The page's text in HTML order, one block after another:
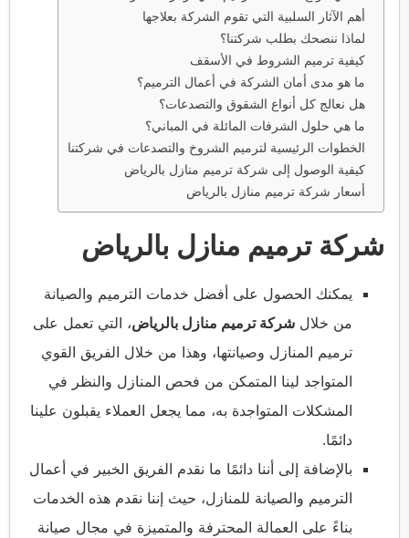
أهم الآثار السلبية التي تقوم الشركة بعلاجها
لماذا ننصحك بطلب شركتنا؟
كيفية ترميم الشروط في الأسقف
ما هو مدى أمان الشركة في أعمال الترميم؟
هل نعالج كل أنواع الشقوق والتصدعات؟
ما هي حلول الشرفات المائلة في المباني؟
الخطوات الرئيسية لترميم الشروخ والتصدعات في شركتنا
كيفية الوصول إلى شركة ترميم منازل بالرياض
أسعار شركة ترميم منازل بالرياض
شركة ترميم منازل بالرياض
يمكنك الحصول على أفضل خدمات الترميم والصيانة
من خلال شركة ترميم منازل بالرياض، التي تعمل على
ترميم المنازل وصيانتها، وهذا من خلال الفريق القوي
المتواجد لينا المتمكن من فحص المنازل والنظر في
المشكلات المتواجدة به، مما يجعل العملاء يقبلون علينا
دائمًا.
بالإضافة إلى أننا دائمًا ما نقدم الفريق الخبير في أعمال
الترميم والصيانة للمنازل، حيث إننا نقدم هذه الخدمات
بناءً على العمالة المحترفة والمتميزة في مجال صيانة